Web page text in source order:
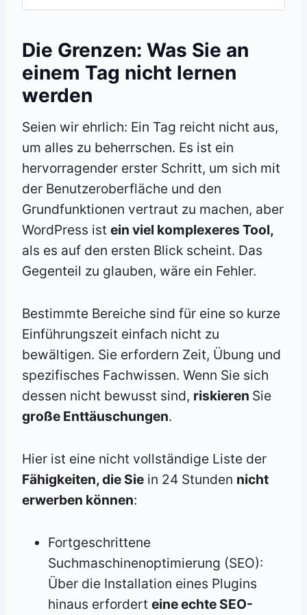
Die Grenzen: Was Sie an
einem Tag nicht lernen
werden
Seien wir ehrlich: Ein Tag reicht nicht aus,
um alles zu beherrschen. Es ist ein
hervorragender erster Schritt, um sich mit
der Benutzeroberfläche und den
Grundfunktionen vertraut zu machen, aber
WordPress ist ein viel komplexeres Tool,
als es auf den ersten Blick scheint. Das
Gegenteil zu glauben, wäre ein Fehler.
Bestimmte Bereiche sind für eine so kurze
Einführungszeit einfach nicht zu
bewältigen. Sie erfordern Zeit, Übung und
spezifisches Fachwissen. Wenn Sie sich
dessen nicht bewusst sind, riskieren Sie
große Enttäuschungen.
Hier ist eine nicht vollständige Liste der
Fähigkeiten, die Sie in 24 Stunden nicht
erwerben können:
Fortgeschrittene
Suchmaschinenoptimierung (SEO):
Über die Installation eines Plugins
hinaus erforderteine echte SEO-